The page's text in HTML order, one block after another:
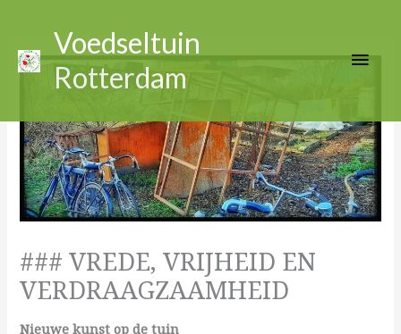
Voedseltuin
Rotterdam
### VREDE, VRIJHEID EN
VERDRAAGZAAMHEID
Nieuwe kunst op de tuin